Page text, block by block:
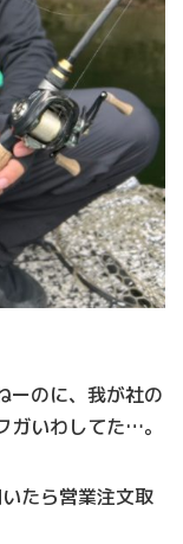
ーのに、我が社の
ガいわしてた…。
たら営業注文取